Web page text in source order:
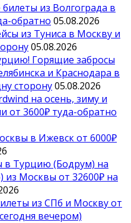
из Волгограда в
обратно 05.08.2026
из Туниса в Москву и
05.08.2026
Горящие забросы
и Краснодара в
сторону05.08.2026
на осень, зиму и
от 3600₽ туда-обратно
в Ижевск от 6000₽
в Турцию (Бодрум) на
из Москвы от 32600₽ на
из СПб и Москву от
вечером)